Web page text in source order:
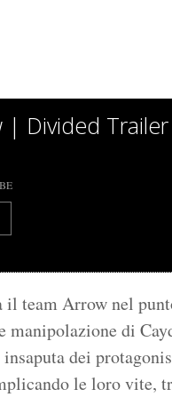
| Divided
team Arrow nel
di
dei
le loro vite,